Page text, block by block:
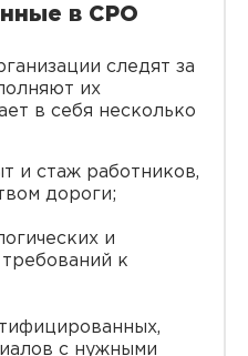
в СРО
следят за
их
в себя несколько
и стаж работников,
дороги;
и
к
с нужными